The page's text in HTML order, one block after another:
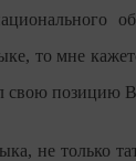
то мне
свою позицию
не только